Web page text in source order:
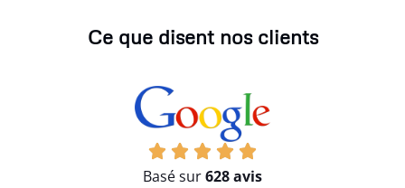
Ce que disent nos clients
Basé sur628 avis